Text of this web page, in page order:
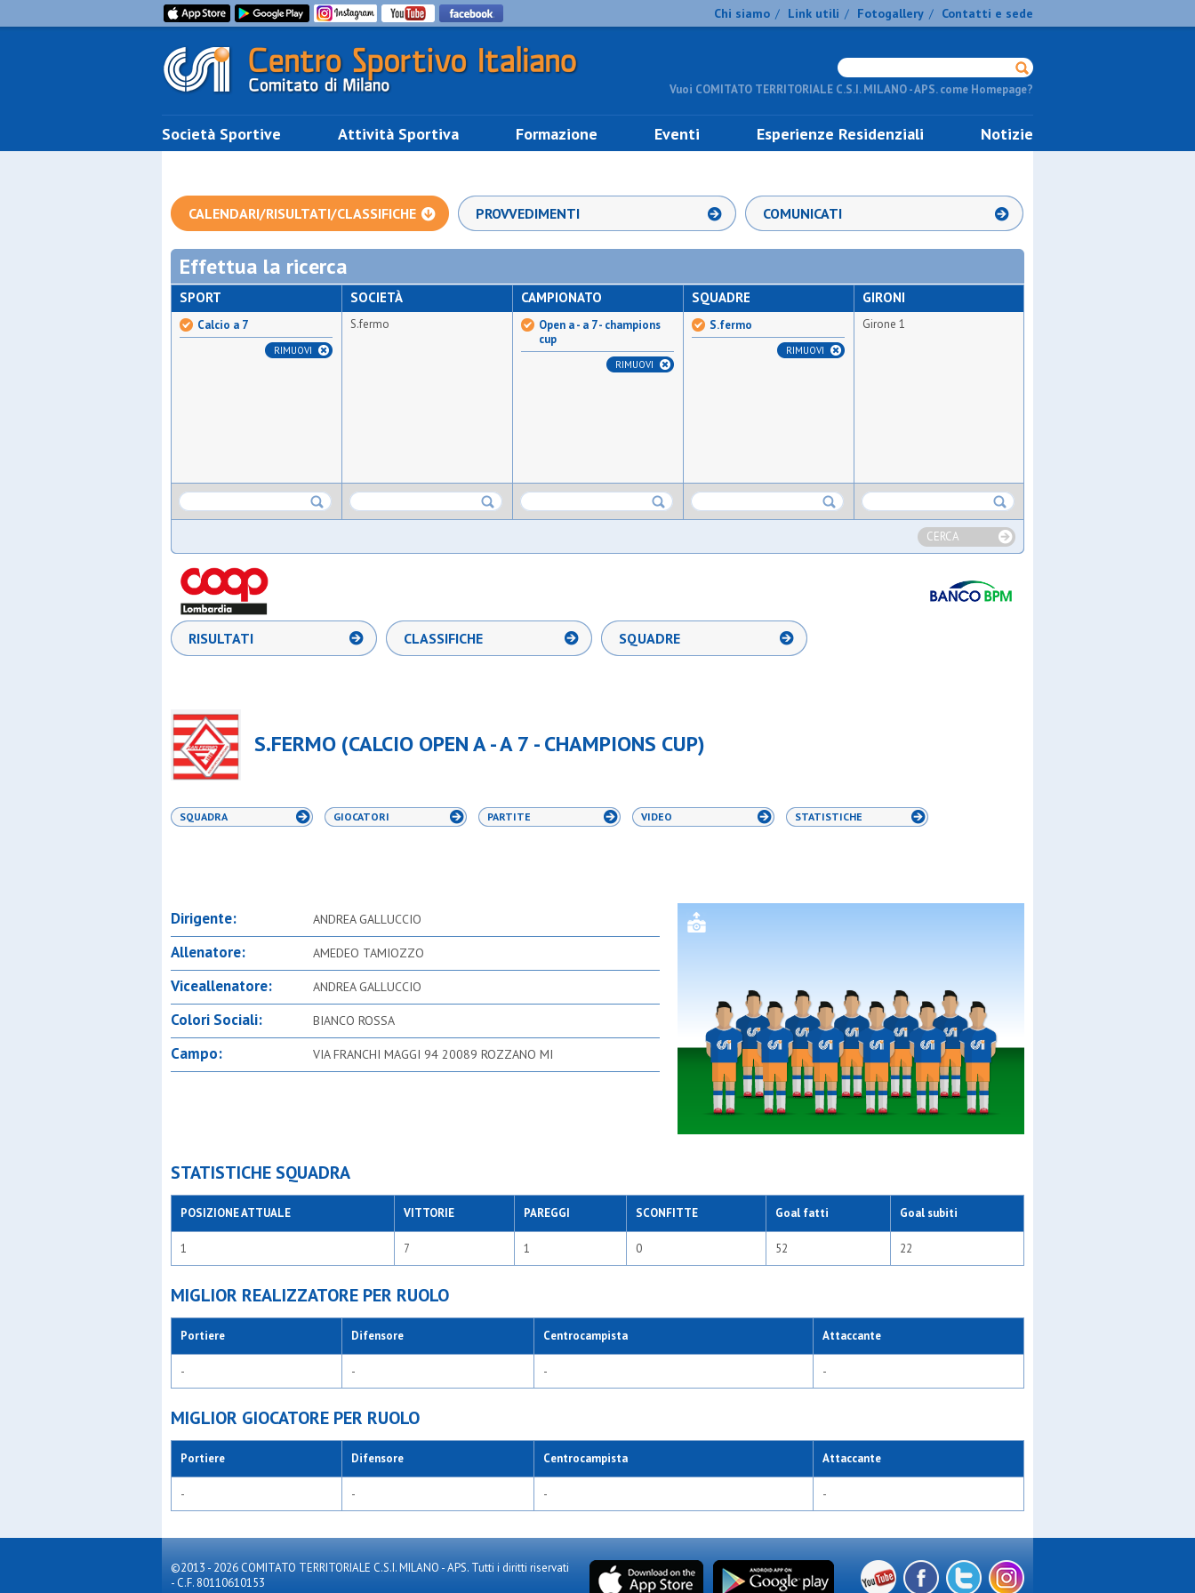
Chi siamo / Link utili / Fotogallery / Contatti e sede
Vuoi COMITATO TERRITORIALE C.S.I. MILANO - APS. come Homepage?
Società Sportive Attività Sportiva Formazione Eventi Esperienze Residenziali Notizie
CALENDARI/RISULTATI/CLASSIFICHE PROVVEDIMENTI COMUNICATI
Effettua la ricerca
SPORT
Calcio a 7
RIMUOVI
SOCIETÀ
S.fermo
CAMPIONATO
Open a - a 7 - champions
cup
RIMUOVI
SQUADRE
S.fermo
RIMUOVI
GIRONI
Girone 1
CERCA
RISULTATI CLASSIFICHE SQUADRE
S.FERMO (CALCIO OPEN A - A 7 - CHAMPIONS CUP)
SQUADRA GIOCATORI PARTITE VIDEO STATISTICHE
Dirigente: ANDREA GALLUCCIO
Allenatore: AMEDEO TAMIOZZO
Viceallenatore: ANDREA GALLUCCIO
Colori Sociali: BIANCO ROSSA
Campo: VIA FRANCHI MAGGI 94 20089 ROZZANO MI
STATISTICHE SQUADRA
POSIZIONE ATTUALE VITTORIE PAREGGI SCONFITTE Goal fatti Goal subiti
1 7 1 0 52 22
MIGLIOR REALIZZATORE PER RUOLO
Portiere Difensore Centrocampista Attaccante
- - - -
MIGLIOR GIOCATORE PER RUOLO
Portiere Difensore Centrocampista Attaccante
- - - -
©2013 - 2026 COMITATO TERRITORIALE C.S.I. MILANO - APS. Tutti i diritti riservati
- C.F. 80110610153